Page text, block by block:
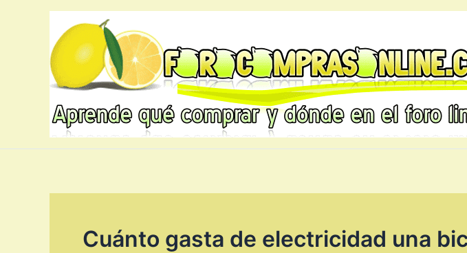
Cuánto gasta de electricidad una